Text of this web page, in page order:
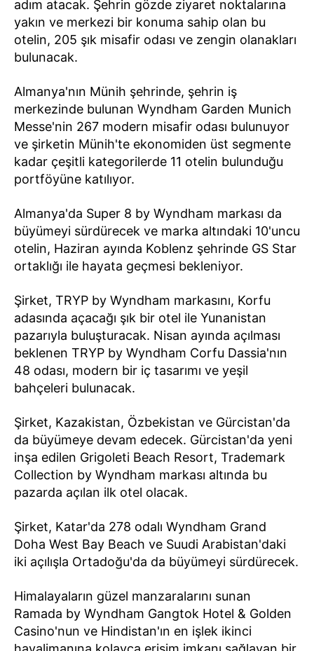
adım atacak. Şehrin gözde ziyaret noktalarına
yakın ve merkezi bir konuma sahip olan bu
otelin, 205 şık misafir odası ve zengin olanakları
bulunacak.
Almanya'nın Münih şehrinde, şehrin iş
merkezinde bulunan Wyndham Garden Munich
Messe'nin 267 modern misafir odası bulunuyor
ve şirketin Münih'te ekonomiden üst segmente
kadar çeşitli kategorilerde 11 otelin bulunduğu
portföyüne katılıyor.
Almanya'da Super 8 by Wyndham markası da
büyümeyi sürdürecek ve marka altındaki 10'uncu
otelin, Haziran ayında Koblenz şehrinde GS Star
ortaklığı ile hayata geçmesi bekleniyor.
Şirket, TRYP by Wyndham markasını, Korfu
adasında açacağı şık bir otel ile Yunanistan
pazarıyla buluşturacak. Nisan ayında açılması
beklenen TRYP by Wyndham Corfu Dassia'nın
48 odası, modern bir iç tasarımı ve yeşil
bahçeleri bulunacak.
Şirket, Kazakistan, Özbekistan ve Gürcistan'da
da büyümeye devam edecek. Gürcistan'da yeni
inşa edilen Grigoleti Beach Resort, Trademark
Collection by Wyndham markası altında bu
pazarda açılan ilk otel olacak.
Şirket, Katar'da 278 odalı Wyndham Grand
Doha West Bay Beach ve Suudi Arabistan'daki
iki açılışla Ortadoğu'da da büyümeyi sürdürecek.
Himalayaların güzel manzaralarını sunan
Ramada by Wyndham Gangtok Hotel & Golden
Casino'nun ve Hindistan'ın en işlek ikinci